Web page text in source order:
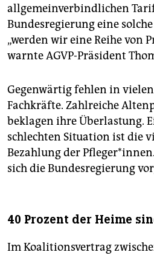
allgemeinverbindlichen
Bundesregierung eine
„werden wir eine Reihe von
warnte AGVP-Präsident
Gegenwärtig fehlen in
Fachkräfte. Zahlreiche
beklagen ihre Überlastung.
schlechten Situation ist die
Bezahlung der
sich die Bundesregierung
40 Prozent der Heime
Im Koalitionsvertrag